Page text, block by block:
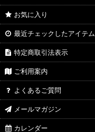
お気に入り
最近チェックしたアイテム
特定商取引法表示
ご利用案内
よくあるご質問
メールマガジン
カレンダー